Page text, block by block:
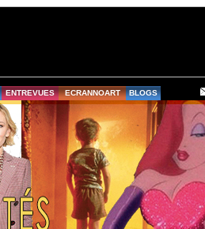
ENTREVUES ECRANNOART BLOGS